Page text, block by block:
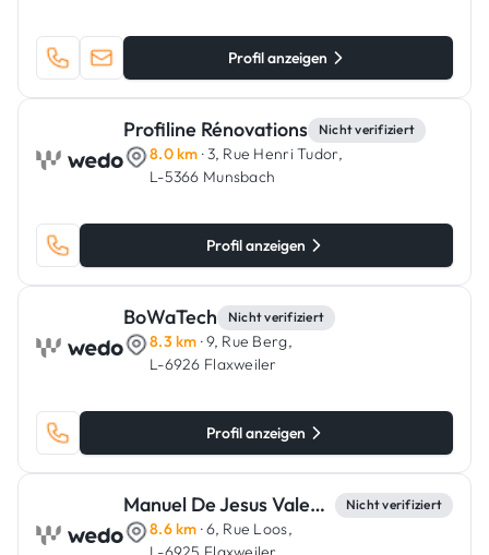
Profil anzeigen
Profiline Rénovations Nicht verifiziert
8.0 km · 3, Rue Henri Tudor,
L-5366 Munsbach
Profil anzeigen
BoWaTech Nicht verifiziert
8.3 km · 9, Rue Berg,
L-6926 Flaxweiler
Profil anzeigen
Manuel De Jesus Valente Nicht verifiziert
8.6 km · 6, Rue Loos,